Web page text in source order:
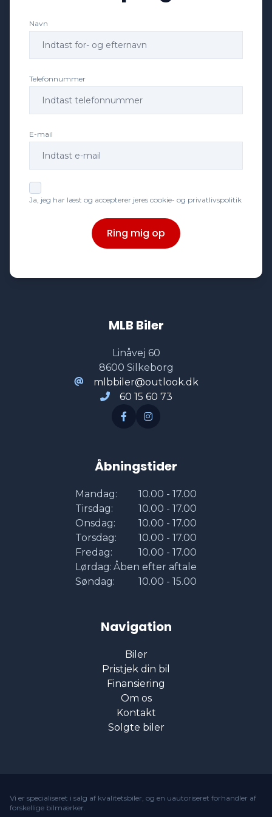
Isofix
Læderrat
Musikstreaming via bluetooth
Navigation
Parkeringssensor bagved
Sportssæder
Navn
Telefonnummer
E-mail
Ja, jeg har læst og accepterer jeres cookie- og privatlivspolitik
Ring mig op
MLB Biler
Linåvej 60
8600 Silkeborg
mlbbiler@outlook.dk
60 15 60 73
Åbningstider
Mandag:
10.00 - 17.00
Tirsdag:
10.00 - 17.00
Onsdag:
10.00 - 17.00
Torsdag:
10.00 - 17.00
Fredag:
10.00 - 17.00
Lørdag: Åben efter aftale
Søndag:
10.00 - 15.00
Navigation
Biler
Pristjek din bil
Finansiering
Om os
Kontakt
Solgte biler
Vi er specialiseret i salg af kvalitetsbiler, og en uautoriseret forhandler af
forskellige bilmærker.